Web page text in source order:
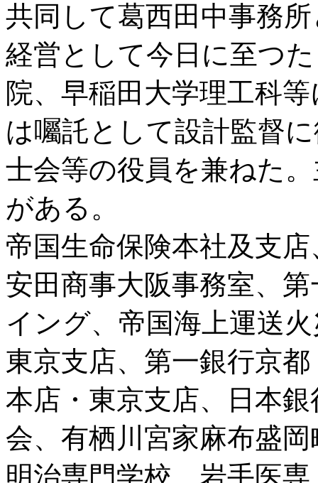
共同して葛西田中事務
経営として今日に至つ
院、早稲田大学理工科
は囑託として設計監督
士会等の役員を兼ねた
がある。
帝国生命保険本社及支
安田商事大阪事務室、
イング、帝国海上運送
東京支店、第一銀行京
本店・東京支店、日本
会、有栖川宮家麻布盛
明治専門学校、岩手医